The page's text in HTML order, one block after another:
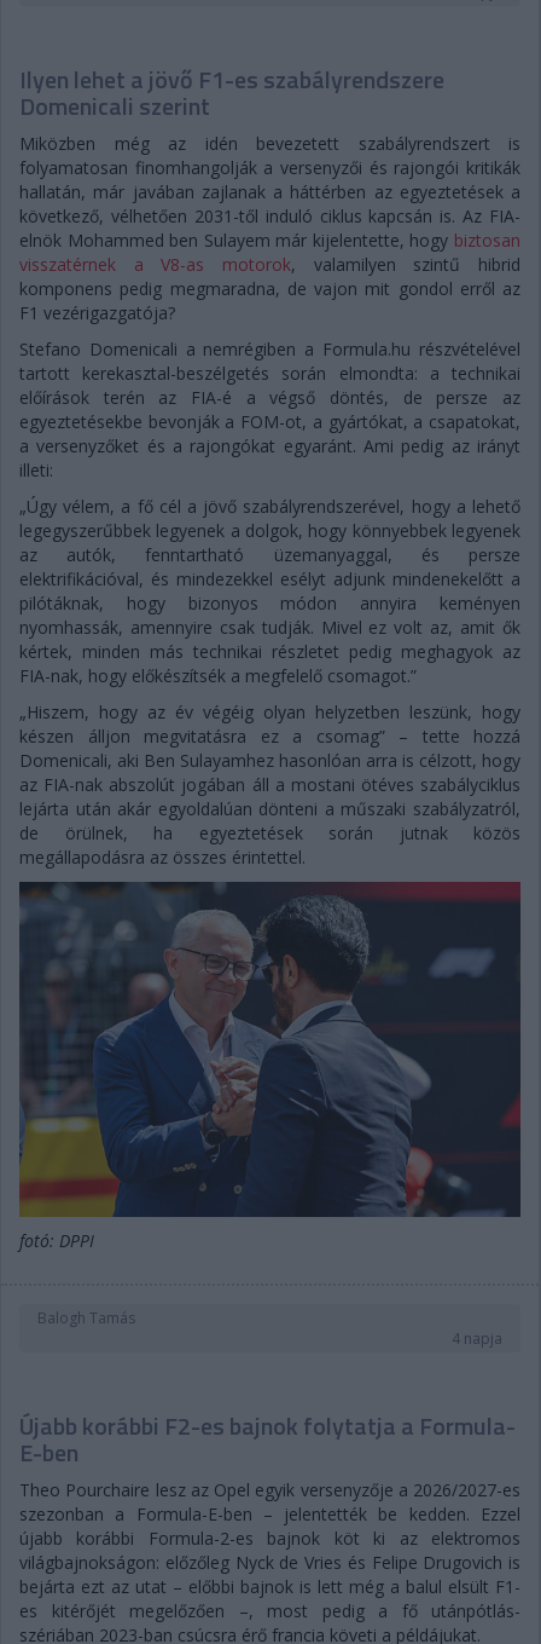
Ilyen lehet a jövő F1-es szabályrendszere
Domenicali szerint
Miközben még az idén bevezetett szabályrendszert is
folyamatosan finomhangolják a versenyzői és rajongói kritikák
hallatán, már javában zajlanak a háttérben az egyeztetések a
következő, vélhetően 2031-től induló ciklus kapcsán is. Az FIA-
elnök Mohammed ben Sulayem már kijelentette, hogy biztosan
visszatérnek a V8-as motorok, valamilyen szintű hibrid
komponens pedig megmaradna, de vajon mit gondol erről az
F1 vezérigazgatója?
Stefano Domenicali a nemrégiben a Formula.hu részvételével
tartott kerekasztal-beszélgetés során elmondta: a technikai
előírások terén az FIA-é a végső döntés, de persze az
egyeztetésekbe bevonják a FOM-ot, a gyártókat, a csapatokat,
a versenyzőket és a rajongókat egyaránt. Ami pedig az irányt
illeti:
„Úgy vélem, a fő cél a jövő szabályrendszerével, hogy a lehető
legegyszerűbbek legyenek a dolgok, hogy könnyebbek legyenek
az autók, fenntartható üzemanyaggal, és persze
elektrifikációval, és mindezekkel esélyt adjunk mindenekelőtt a
pilótáknak, hogy bizonyos módon annyira keményen
nyomhassák, amennyire csak tudják. Mivel ez volt az, amit ők
kértek, minden más technikai részletet pedig meghagyok az
FIA-nak, hogy előkészítsék a megfelelő csomagot.”
„Hiszem, hogy az év végéig olyan helyzetben leszünk, hogy
készen álljon megvitatásra ez a csomag” – tette hozzá
Domenicali, aki Ben Sulayamhez hasonlóan arra is célzott, hogy
az FIA-nak abszolút jogában áll a mostani ötéves szabályciklus
lejárta után akár egyoldalúan dönteni a műszaki szabályzatról,
de örülnek, ha egyeztetések során jutnak közös
megállapodásra az összes érintettel.
fotó: DPPI
Balogh Tamás
4 napja
Újabb korábbi F2-es bajnok folytatja a Formula-
E-ben
Theo Pourchaire lesz az Opel egyik versenyzője a 2026/2027-es
szezonban a Formula-E-ben – jelentették be kedden. Ezzel
újabb korábbi Formula-2-es bajnok köt ki az elektromos
világbajnokságon: előzőleg Nyck de Vries és Felipe Drugovich is
bejárta ezt az utat – előbbi bajnok is lett még a balul elsült F1-
es kitérőjét megelőzően –, most pedig a fő utánpótlás-
szériában 2023-ban csúcsra érő francia követi a példájukat.